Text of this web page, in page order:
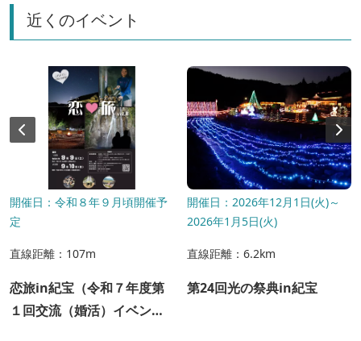
近くのイベント
開催日：令和８年９月頃開催予
定
直線距離：107m
恋旅in紀宝（令和７年度第
１回交流（婚活）イベン
開催日：2026年12月1日(火)～
2026年1月5日(火)
直線距離：6.2km
第24回光の祭典in紀宝